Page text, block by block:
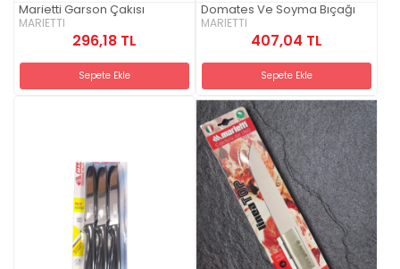
Marietti Garson Çakısı
MARIETTI
296,18 TL
Sepete Ekle
Domates Ve Soyma Bıçağı
MARIETTI
407,04 TL
Sepete Ekle